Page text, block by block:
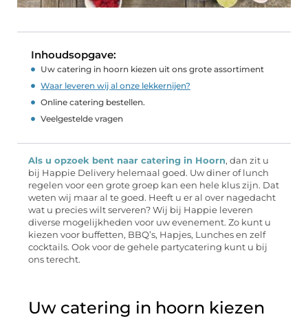
Inhoudsopgave:
Uw catering in hoorn kiezen uit ons grote assortiment
Waar leveren wij al onze lekkernijen?
Online catering bestellen.
Veelgestelde vragen
Als u opzoek bent naar catering in Hoorn, dan zit u
bij Happie Delivery helemaal goed. Uw diner of lunch
regelen voor een grote groep kan een hele klus zijn. Dat
weten wij maar al te goed. Heeft u er al over nagedacht
wat u precies wilt serveren? Wij bij Happie leveren
diverse mogelijkheden voor uw evenement. Zo kunt u
kiezen voor buffetten, BBQ’s, Hapjes, Lunches en zelf
cocktails. Ook voor de gehele partycatering kunt u bij
ons terecht.
Uw catering in hoorn kiezen